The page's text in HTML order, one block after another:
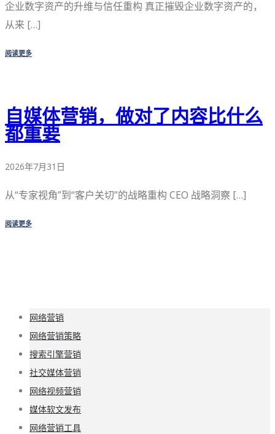
企业数字资产的升维与信任重构 真正摧毁企业数字资产的，
从来 […]
阅读更多
自媒体营销，做对了内容比什么
都重要
2026年7月31日
从“专家视角”到“客户关切”的战略重构 CEO 战略洞察 […]
阅读更多
网络营销
网络营销策略
搜索引擎营销
社交媒体营销
网络视频营销
媒体软文发布
网络营销工具